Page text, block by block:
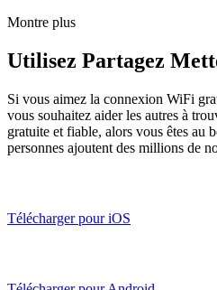
Montre plus
Utilisez Partagez
Si vous aimez la connexion WiFi
vous souhaitez aider les autres à
gratuite et fiable, alors vous êtes au
personnes ajoutent des millions de
Télécharger pour iOS